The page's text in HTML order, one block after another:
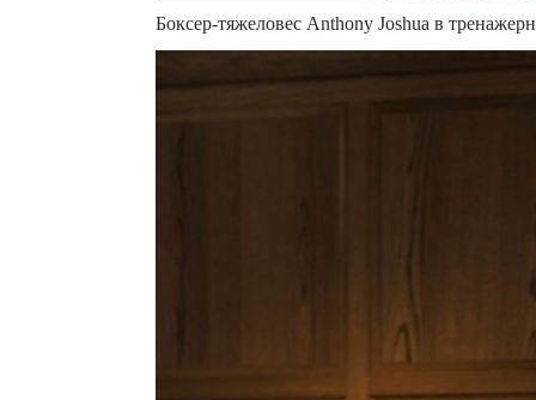
Боксер-тяжеловес Anthony Joshua в